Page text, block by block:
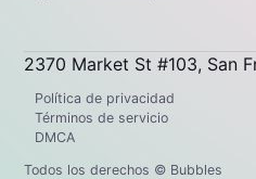
2370 Market St #103, San
Política de privacidad
Términos de servicio
DMCA
Todos los derechos © Bubbles